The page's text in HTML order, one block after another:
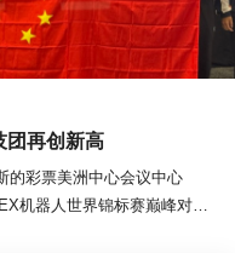
团再创新高
的彩票美洲中心会议中心
机器人世界锦标赛巅峰对决